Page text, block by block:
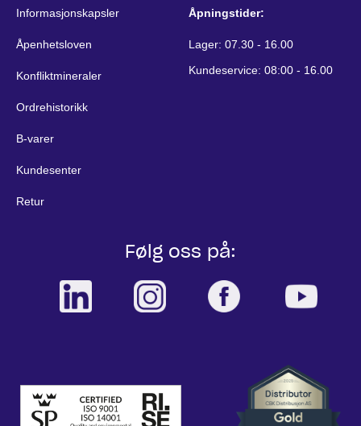
Informasjonskapsler
Åpenhetsloven
Konfliktmineraler
Ordrehistorikk
B-varer
Kundesenter
Retur
Åpningstider:
Lager: 07.30 - 16.00
Kundeservice: 08:00 - 16.00
Følg oss på: